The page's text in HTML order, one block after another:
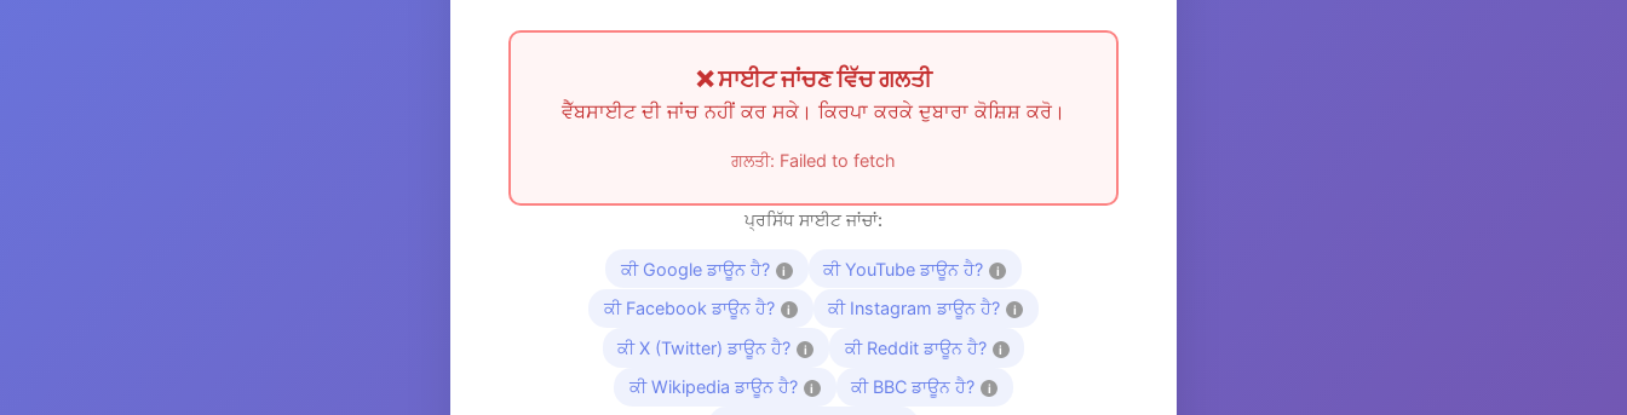
❌ ਸਾਈਟ ਜਾਂਚਣ ਵਿੱਚ ਗਲਤੀ
ਵੈੱਬਸਾਈਟ ਦੀ ਜਾਂਚ ਨਹੀਂ ਕਰ ਸਕੇ। ਕਿਰਪਾ ਕਰਕੇ ਦੁਬਾਰਾ ਕੋਸ਼ਿਸ਼ ਕਰੋ।
ਗਲਤੀ: Failed to fetch
ਪ੍ਰਸਿੱਧ ਸਾਈਟ ਜਾਂਚਾਂ:
ਕੀ Google ਡਾਊਨ ਹੈ? i ਕੀ YouTube ਡਾਊਨ ਹੈ? i
ਕੀ Facebook ਡਾਊਨ ਹੈ? i ਕੀ Instagram ਡਾਊਨ ਹੈ? i
ਕੀ X (Twitter) ਡਾਊਨ ਹੈ? i ਕੀ Reddit ਡਾਊਨ ਹੈ? i
ਕੀ Wikipedia ਡਾਊਨ ਹੈ? i ਕੀ BBC ਡਾਊਨ ਹੈ? i